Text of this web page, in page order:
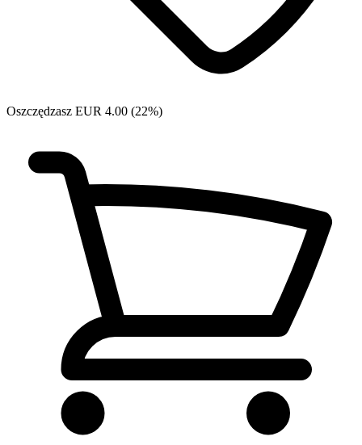
Oszczędzasz EUR 4.00 (22%)